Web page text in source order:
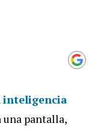
inteligencia
una pantalla,